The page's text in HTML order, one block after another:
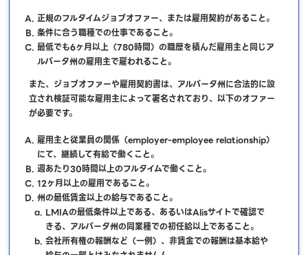
正規のフルタイムジョブオファー、または雇用契約があること。
条件に合う職種での仕事であること。
最低でも6ヶ月以上（780時間）の職歴を積んだ雇用主と同じア
ルバータ州の雇用主で雇われること。
また、ジョブオファーや雇用契約書は、アルバータ州に合法的に設
立され検証可能な雇用主によって署名されており、以下のオファー
が必要です。
雇用主と従業員の関係（employer-employee relationship）
にて、継続して有給で働くこと。
週あたり30時間以上のフルタイムで働くこと。
12ヶ月以上の雇用であること。
州の最低賃金以上の給与であること。
LMIAの最低条件以上である、あるいはAlisサイトで確認で
きる、アルバータ州の同業種での初任給以上であること。
会社所有権の報酬など（一例）、非賃金での報酬は基本給や